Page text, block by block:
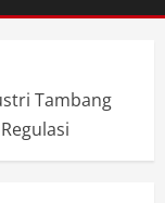
Tambang